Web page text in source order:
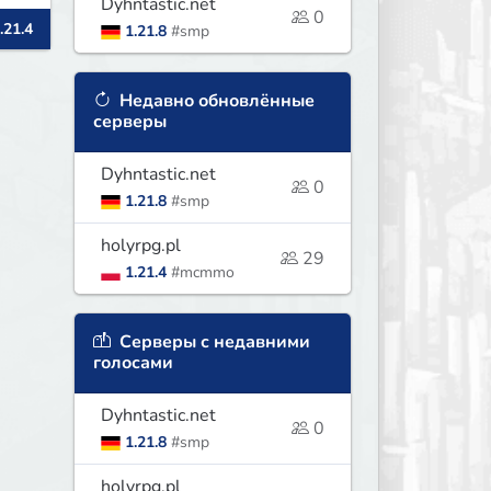
1.21.8 #smp
0
Недавно обновлённые
серверы
Dyhntastic.net
1.21.8 #smp
0
holyrpg.pl
1.21.4 #mcmmo
29
Серверы с недавними
голосами
Dyhntastic.net
1.21.8 #smp
0